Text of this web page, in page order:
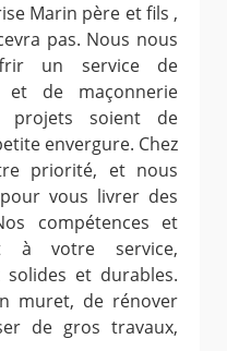
Marin père et fils ,
pas. Nous nous
un service de
de maçonnerie
projets soient de
envergure. Chez
priorité, et nous
vous livrer des
compétences et
à votre service,
et durables.
muret, de rénover
de gros travaux,